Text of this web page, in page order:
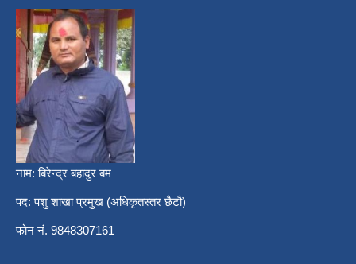
नाम: बिरेन्द्र बहादुर बम
पद: पशु शाखा प्रमुख (अधिकृतस्तर छैटौ)
फोन नं. 9848307161